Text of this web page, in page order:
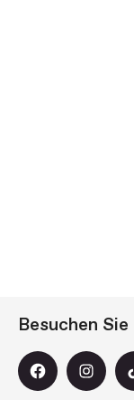
Besuchen Sie